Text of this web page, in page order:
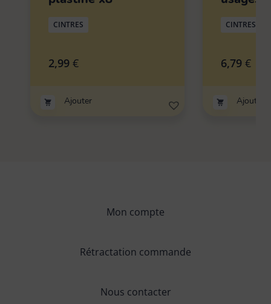
CINTRES
2,99 €
Ajouter
CINTRES
6,79 €
Ajouter
Mon compte
Rétractation commande
Nous contacter